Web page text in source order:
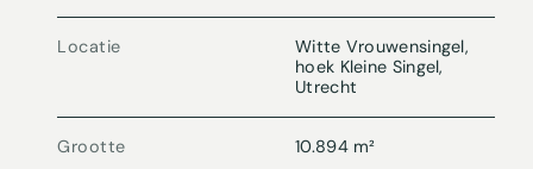
Locatie
Witte Vrouwensingel,
hoek Kleine Singel,
Utrecht
Grootte 10.894 m²